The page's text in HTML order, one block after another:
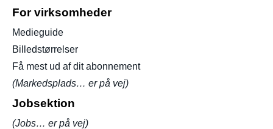
For virksomheder
Medieguide
Billedstørrelser
Få mest ud af dit abonnement
(Markedsplads… er på vej)
Jobsektion
(Jobs… er på vej)